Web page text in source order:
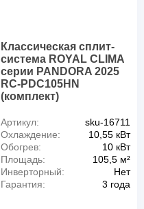
Классическая сплит-
система ROYAL CLIMA
серии PANDORA 2025
RC-PDC105HN
(комплект)
Артикул:
sku-16711
Охлаждение:
10,55 кВт
Обогрев:
10 кВт
Площадь:
105,5 м²
Инверторный:
Нет
Гарантия:
3 года